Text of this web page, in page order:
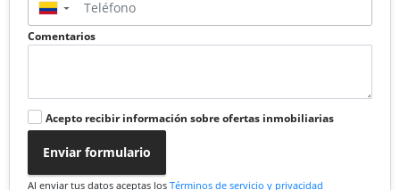
▼
Comentarios
Acepto recibir información sobre ofertas inmobiliarias
Enviar formulario
Al enviar tus datos aceptas los Términos de servicio y privacidad